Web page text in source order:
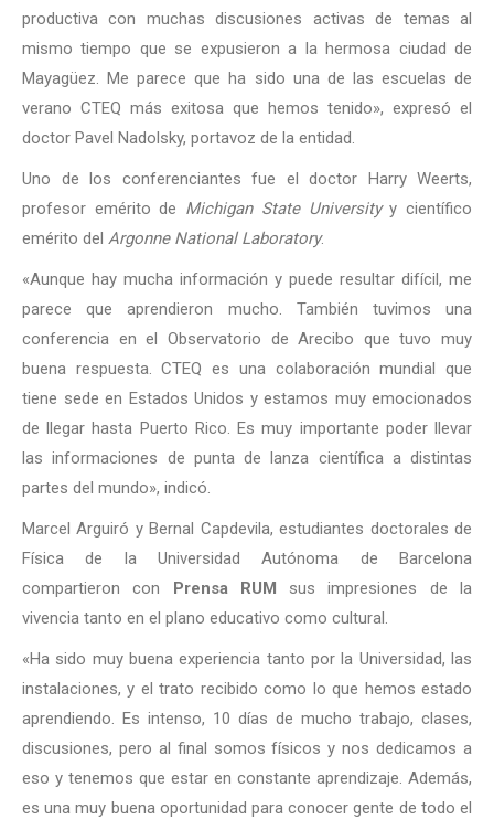
productiva con muchas discusiones activas de temas al
mismo tiempo que se expusieron a la hermosa ciudad de
Mayagüez. Me parece que ha sido una de las escuelas de
verano CTEQ más exitosa que hemos tenido», expresó el
doctor Pavel Nadolsky, portavoz de la entidad.
Uno de los conferenciantes fue el doctor Harry Weerts,
profesor emérito de Michigan State Universityy científico
emérito del Argonne National Laboratory.
«Aunque hay mucha información y puede resultar difícil, me
parece que aprendieron mucho. También tuvimos una
conferencia en el Observatorio de Arecibo que tuvo muy
buena respuesta. CTEQ es una colaboración mundial que
tiene sede en Estados Unidos y estamos muy emocionados
de llegar hasta Puerto Rico. Es muy importante poder llevar
las informaciones de punta de lanza científica a distintas
partes del mundo», indicó.
Marcel Arguiró y Bernal Capdevila, estudiantes doctorales de
Física de la Universidad Autónoma de Barcelona
compartieron con Prensa RUM sus impresiones de la
vivencia tanto en el plano educativo como cultural.
«Ha sido muy buena experiencia tanto por la Universidad, las
instalaciones, y el trato recibido como lo que hemos estado
aprendiendo. Es intenso, 10 días de mucho trabajo, clases,
discusiones, pero al final somos físicos y nos dedicamos a
eso y tenemos que estar en constante aprendizaje. Además,
es una muy buena oportunidad para conocer gente de todo el